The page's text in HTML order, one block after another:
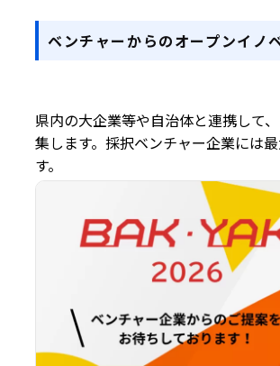
ベンチャーからのオープンイノ
県内の大企業等や自治体と連携して
集します。採択ベンチャー企業には
す。